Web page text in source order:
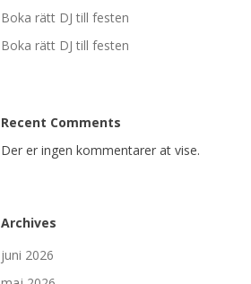
Boka rätt DJ till festen
Boka rätt DJ till festen
Recent Comments
Der er ingen kommentarer at vise.
Archives
juni 2026